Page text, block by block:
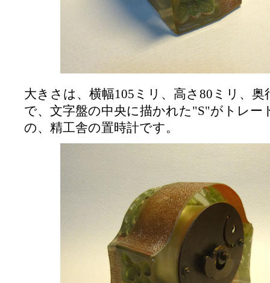
大きさは、横幅105ミリ、高さ80ミリ、奥
で、文字盤の中央に描かれた"S"がトレー
の、精工舎の置時計です。